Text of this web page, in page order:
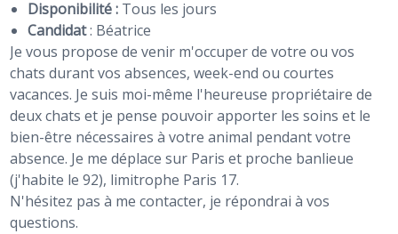
Disponibilité : Tous les jours
Candidat: Béatrice
Je vous propose de venir m'occuper de votre ou vos
chats durant vos absences, week-end ou courtes
vacances. Je suis moi-même l'heureuse propriétaire de
deux chats et je pense pouvoir apporter les soins et le
bien-être nécessaires à votre animal pendant votre
absence. Je me déplace sur Paris et proche banlieue
(j'habite le 92), limitrophe Paris 17.
N'hésitez pas à me contacter, je répondrai à vos
questions.